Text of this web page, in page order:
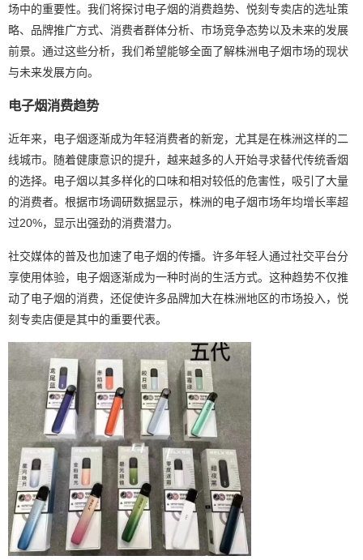
场中的重要性。我们将探讨电子烟的消费趋势、悦刻专卖店的选址策
略、品牌推广方式、消费者群体分析、市场竞争态势以及未来的发展
前景。通过这些分析，我们希望能够全面了解株洲电子烟市场的现状
与未来发展方向。
电子烟消费趋势
近年来，电子烟逐渐成为年轻消费者的新宠，尤其是在株洲这样的二
线城市。随着健康意识的提升，越来越多的人开始寻求替代传统香烟
的选择。电子烟以其多样化的口味和相对较低的危害性，吸引了大量
的消费者。根据市场调研数据显示，株洲的电子烟市场年均增长率超
过20%，显示出强劲的消费潜力。
社交媒体的普及也加速了电子烟的传播。许多年轻人通过社交平台分
享使用体验，电子烟逐渐成为一种时尚的生活方式。这种趋势不仅推
动了电子烟的消费，还促使许多品牌加大在株洲地区的市场投入，悦
刻专卖店便是其中的重要代表。